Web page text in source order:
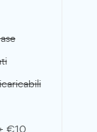
€10